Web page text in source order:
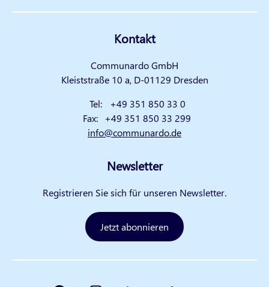
Kontakt
Communardo GmbH
Kleiststraße 10 a, D-01129 Dresden
Tel:
+49 351 850 33 0
Fax: +49 351 850 33 299
info@communardo.de
Newsletter
Registrieren Sie sich für unseren Newsletter.
Jetzt abonnieren